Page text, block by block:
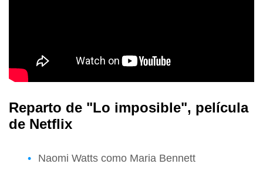
Reparto de "Lo imposible", película
de Netflix
Naomi Watts como Maria Bennett